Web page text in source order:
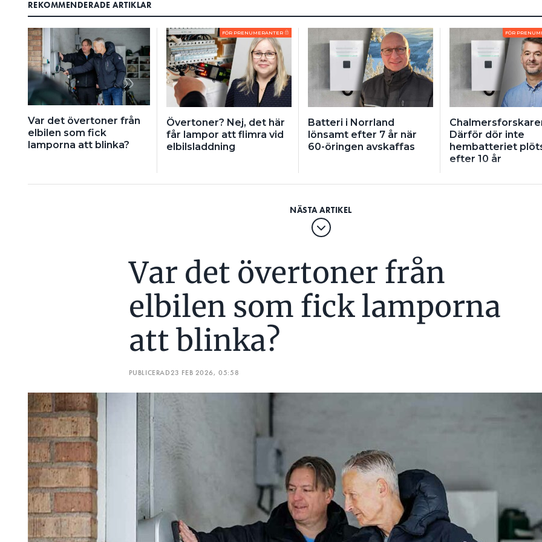
REKOMMENDERADE ARTIKLAR
Var det övertoner från
elbilen som fick
lamporna att blinka?
FÖR PRENUMERANTER
Övertoner? Nej, det här
får lampor att flimra vid
elbilsladdning
Batteri i Norrland
lönsamt efter 7 år när
60-öringen avskaffas
FÖR
Därför dör inte
hembatteriet
efter 10 år
Var det övertoner från
elbilen som fick lamporna
att blinka?
PUBLICERAD23 FEB 2026, 05:58